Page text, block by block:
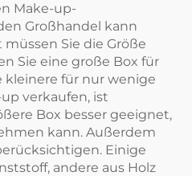
Make-up-
Großhandel kann
Sie die Größe
Sie eine große Box für
kleinere für nur wenige
verkaufen, ist
Box besser geeignet,
kann. Außerdem
Einige
andere aus Holz